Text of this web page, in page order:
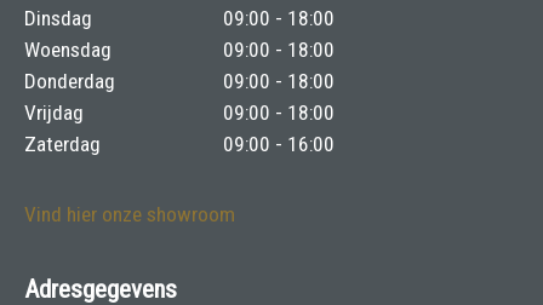
Dinsdag
09:00 - 18:00
Woensdag
09:00 - 18:00
Donderdag
09:00 - 18:00
Vrijdag
09:00 - 18:00
Zaterdag
09:00 - 16:00
Vind hier onze showroom
Adresgegevens